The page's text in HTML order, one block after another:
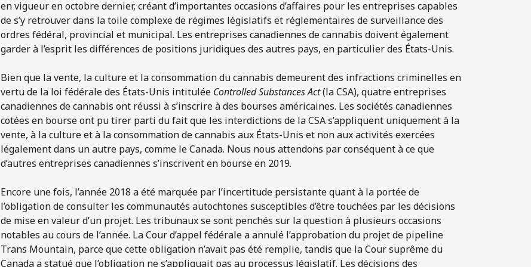
en vigueur en octobre dernier, créant d’importantes occasions d’affaires pour les entreprises capables
de s’y retrouver dans la toile complexe de régimes législatifs et réglementaires de surveillance des
ordres fédéral, provincial et municipal. Les entreprises canadiennes de cannabis doivent également
garder à l’esprit les différences de positions juridiques des autres pays, en particulier des États-Unis.
Bien que la vente, la culture et la consommation du cannabis demeurent des infractions criminelles en
vertu de la loi fédérale des États-Unis intitulée Controlled Substances Act(la CSA), quatre entreprises
canadiennes de cannabis ont réussi à s’inscrire à des bourses américaines. Les sociétés canadiennes
cotées en bourse ont pu tirer parti du fait que les interdictions de la CSA s’appliquent uniquement à la
vente, à la culture et à la consommation de cannabis aux États-Unis et non aux activités exercées
légalement dans un autre pays, comme le Canada. Nous nous attendons par conséquent à ce que
d’autres entreprises canadiennes s’inscrivent en bourse en 2019.
Encore une fois, l’année 2018 a été marquée par l’incertitude persistante quant à la portée de
l’obligation de consulter les communautés autochtones susceptibles d’être touchées par les décisions
de mise en valeur d’un projet. Les tribunaux se sont penchés sur la question à plusieurs occasions
notables au cours de l’année. La Cour d’appel fédérale a annulé l’approbation du projet de pipeline
Trans Mountain, parce que cette obligation n’avait pas été remplie, tandis que la Cour suprême du
Canada a statué que l’obligation ne s’appliquait pas au processus législatif. Les décisions des